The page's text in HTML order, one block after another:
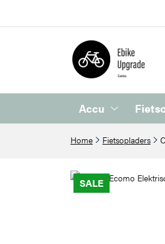
Accu
Home Fietsopladers
SALE